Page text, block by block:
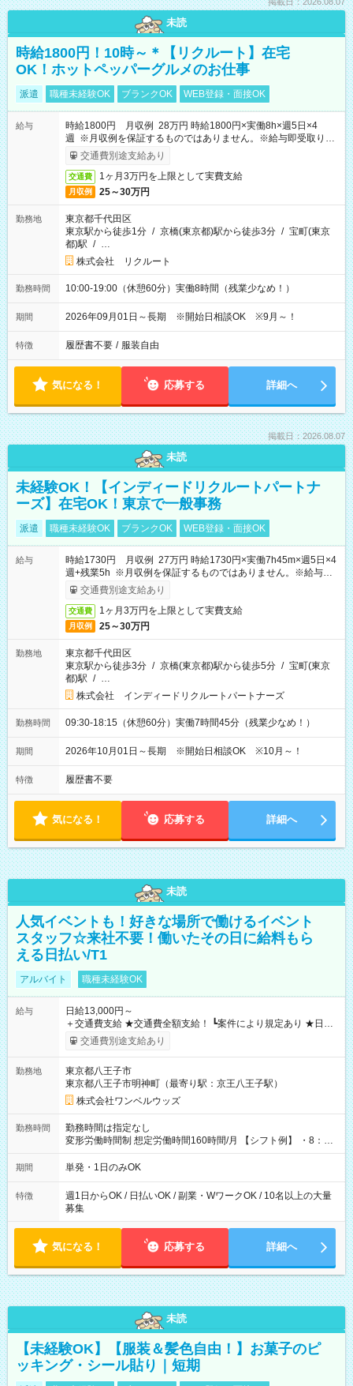
未読
時給1800円！10時～＊【リクルート】在宅
OK！ホットペッパーグルメのお仕事
派遣 職種未経験OK ブランクOK WEB登録・面接OK
給与
時給1800円 月収例 28万円 時給1800円×実働8h×週5日×4
週 ※月収例を保証するものではありません。※給与即受取りサ
ービス利用可（利用条件有）
交通費別途支給あり
交通費 1ヶ月3万円を上限として実費支給
月収例 25～30万円
勤務地
東京都千代田区
東京駅から徒歩1分 / 京橋(東京都)駅から徒歩3分 / 宝町(東京
都)駅 / …
株式会社 リクルート
勤務時間 10:00-19:00（休憩60分）実働8時間（残業少なめ！）
期間 2026年09月01日～長期 ※開始日相談OK ※9月～！
特徴 履歴書不要 / 服装自由
気になる！ 応募する 詳細へ
掲載日：2026.08.07
未読
未経験OK！【インディードリクルートパートナ
ーズ】在宅OK！東京で一般事務
派遣 職種未経験OK ブランクOK WEB登録・面接OK
給与
時給1730円 月収例 27万円 時給1730円×実働7h45m×週5日×4
週+残業5h ※月収例を保証するものではありません。※給与即
受取りサービス利用可（利用条件有）
交通費別途支給あり
交通費 1ヶ月3万円を上限として実費支給
月収例 25～30万円
勤務地
東京都千代田区
東京駅から徒歩3分 / 京橋(東京都)駅から徒歩5分 / 宝町(東京
都)駅 / …
株式会社 インディードリクルートパートナーズ
勤務時間 09:30-18:15（休憩60分）実働7時間45分（残業少なめ！）
期間 2026年10月01日～長期 ※開始日相談OK ※10月～！
特徴 履歴書不要
気になる！ 応募する 詳細へ
未読
人気イベントも！好きな場所で働けるイベント
スタッフ☆来社不要！働いたその日に給料もら
える日払い/T1
アルバイト 職種未経験OK
給与
日給13,000円～
＋交通費支給 ★交通費全額支給！ ┗案件により規定あり ★日払
いOK！（規定あり） ┗働いたその日に現金GET♪ お仕事後はコ
ンビニATMから 日払い分を引き落とせます！ 【試用期間】試
交通費別途支給あり
勤務地
東京都八王子市
東京都八王子市明神町（最寄り駅：京王八王子駅）
株式会社ワンベルウッズ
勤務時間
勤務時間は指定なし
変形労働時間制 想定労働時間160時間/月 【シフト例】 ・8：00
～21：00
期間 単発・1日のみOK
特徴
週1日からOK / 日払いOK / 副業・WワークOK / 10名以上の大量
募集
気になる！ 応募する 詳細へ
未読
【未経験OK】【服装＆髪色自由！】お菓子のピ
ッキング・シール貼り｜短期